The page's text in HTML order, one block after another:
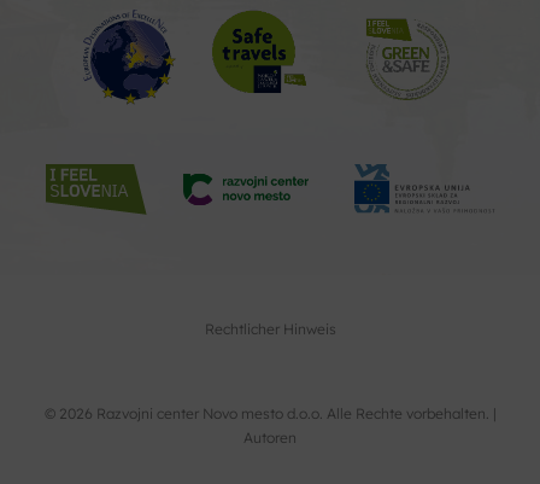
Rechtlicher Hinweis
© 2026 Razvojni center Novo mesto d.o.o. Alle Rechte vorbehalten. |
Autoren